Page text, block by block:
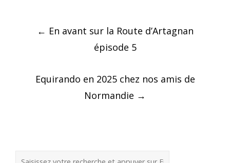
Post
navigation
← En avant sur la Route d’Artagnan
épisode 5
Equirando en 2025 chez nos amis de
Normandie →